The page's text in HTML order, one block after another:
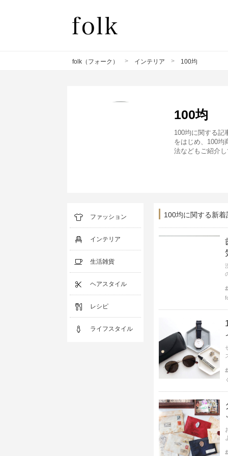
folk（フォーク） > インテリア > 100均
100均
100均に関する記
をはじめ、100均
法などもご紹介
ファッション
インテリア
生活雑貨
ヘアスタイル
レシピ
ライフスタイル
100均に関する新